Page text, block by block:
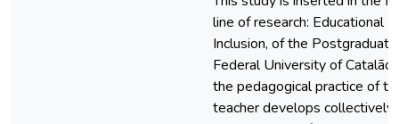
line of research: Educational
Inclusion, of the
Federal University of
the pedagogical practice of
teacher develops collectively,